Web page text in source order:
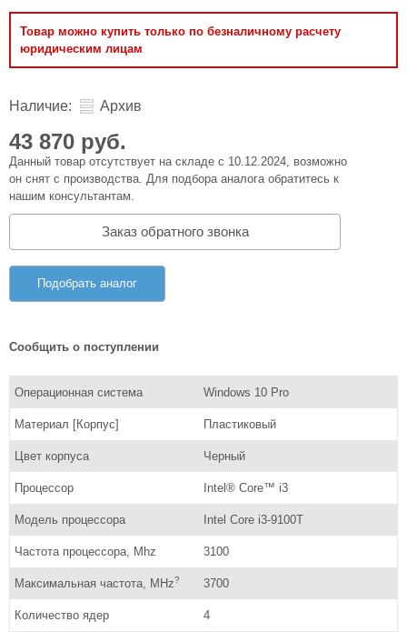
Товар можно купить только по безналичному расчету
юридическим лицам
Наличие: Архив
43 870 руб.
Данный товар отсутствует на складе с 10.12.2024, возможно
он снят с производства. Для подбора аналога обратитесь к
нашим консультантам.
Заказ обратного звонка
Подобрать аналог
Сообщить о поступлении
Операционная система Windows 10 Pro
Материал [Корпус] Пластиковый
Цвет корпуса Черный
Процессор Intel® Core™ i3
Модель процессора Intel Core i3-9100T
Частота процессора, Mhz 3100
Максимальная частота, MHz? 3700
Количество ядер 4